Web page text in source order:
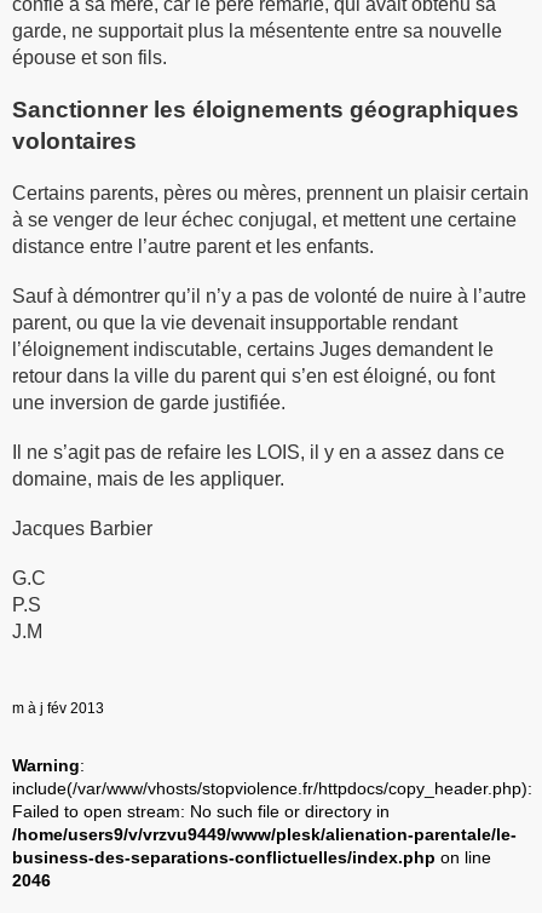
confié à sa mère, car le père remarié, qui avait obtenu sa
garde, ne supportait plus la mésentente entre sa nouvelle
épouse et son fils.
Sanctionner les éloignements géographiques
volontaires
Certains parents, pères ou mères, prennent un plaisir certain
à se venger de leur échec conjugal, et mettent une certaine
distance entre l’autre parent et les enfants.
Sauf à démontrer qu’il n’y a pas de volonté de nuire à l’autre
parent, ou que la vie devenait insupportable rendant
l’éloignement indiscutable, certains Juges demandent le
retour dans la ville du parent qui s’en est éloigné, ou font
une inversion de garde justifiée.
Il ne s’agit pas de refaire les LOIS, il y en a assez dans ce
domaine, mais de les appliquer.
Jacques Barbier
G.C
P.S
J.M
m à j fév 2013
Warning:
include(/var/www/vhosts/stopviolence.fr/httpdocs/copy_header.php):
Failed to open stream: No such file or directory in
/home/users9/v/vrzvu9449/www/plesk/alienation-parentale/le-
business-des-separations-conflictuelles/index.php on line
2046